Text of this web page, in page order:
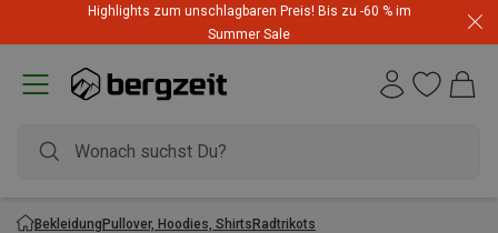
Highlights zum unschlagbaren Preis! Bis zu -60 % im
Summer Sale
BekleidungPullover, Hoodies, ShirtsRadtrikots